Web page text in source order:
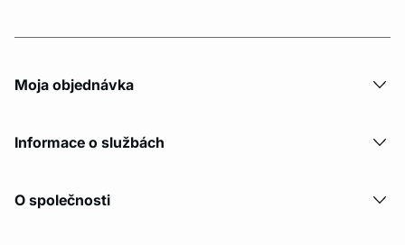
Moja objednávka
Informace o službách
O společnosti